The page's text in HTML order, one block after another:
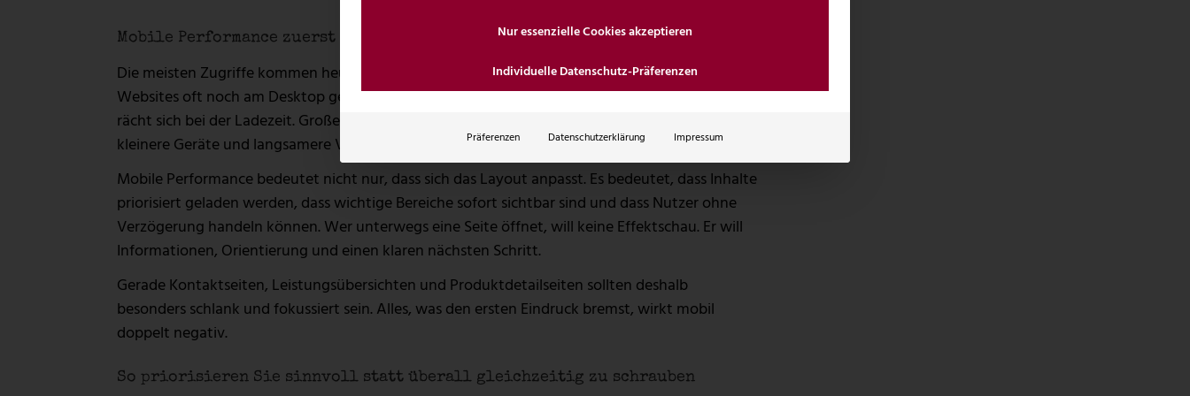
Mobile Performance zuerst denken
Die meisten Zugriffe kommen heute mobil oder zumindest mobil geprägt. Trotzdem werden
Websites oft noch am Desktop geplant und erst später für kleinere Bildschirme angepasst. Das
rächt sich bei der Ladezeit. Große Elemente, unklare Prioritäten und schwere Inhalte treffen auf
kleinere Geräte und langsamere Verbindungen.
Mobile Performance bedeutet nicht nur, dass sich das Layout anpasst. Es bedeutet, dass Inhalte
priorisiert geladen werden, dass wichtige Bereiche sofort sichtbar sind und dass Nutzer ohne
Verzögerung handeln können. Wer unterwegs eine Seite öffnet, will keine Effektschau. Er will
Informationen, Orientierung und einen klaren nächsten Schritt.
Gerade Kontaktseiten, Leistungsübersichten und Produktdetailseiten sollten deshalb
besonders schlank und fokussiert sein. Alles, was den ersten Eindruck bremst, wirkt mobil
doppelt negativ.
So priorisieren Sie sinnvoll statt überall gleichzeitig zu schrauben
Nur essenzielle Cookies akzeptieren
Individuelle Datenschutz-Präferenzen
Präferenzen Datenschutzerklärung Impressum